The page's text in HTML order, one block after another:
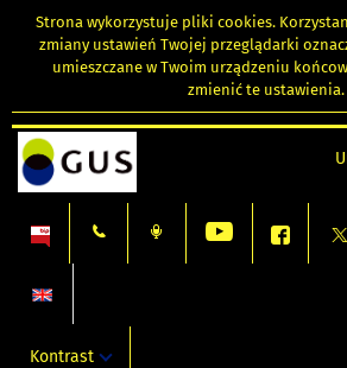
Strona wykorzystuje pliki cookies.
zmiany ustawień Twojej przeglądarki
umieszczane w Twoim urządzeniu
zmienić te ustawienia.
Kontrast